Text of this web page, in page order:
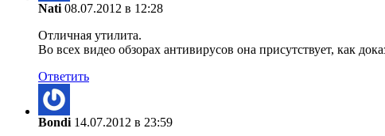
Nati 08.07.2012 в 12:28
Отличная утилита.
Во всех видео обзорах антивирусов она присутствует, как
Ответить
Bondi 14.07.2012 в 23:59